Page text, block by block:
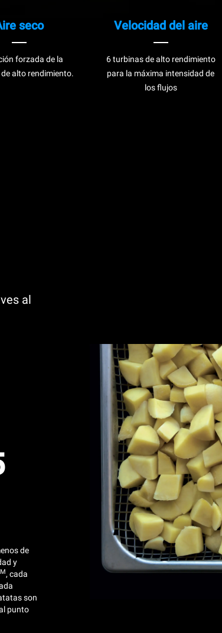
seco
forzada de la
alto rendimiento.
Velocidad del aire
6 turbinas de alto rendimiento
para la máxima intensidad de
los flujos
al
de
y
, cada
son
punto